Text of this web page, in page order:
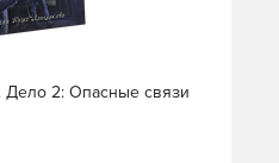
Дело 2: Опасные связи